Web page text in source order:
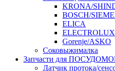
KRONA/
BOSCH/
ELICA
ELECTROLUX
Gorenje/ASKO
Соковыжималка
Запчасти для
Датчик протока/